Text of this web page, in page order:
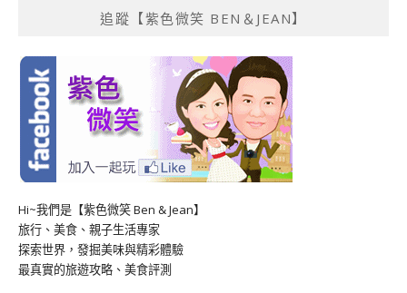
追蹤【紫色微笑 BEN＆JEAN】
Hi~我們是【紫色微笑 Ben & Jean】
旅行、美食、親子生活專家
探索世界，發掘美味與精彩體驗
最真實的旅遊攻略、美食評測